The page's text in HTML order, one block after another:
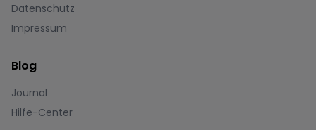
Datenschutz
Impressum
Blog
Journal
Hilfe-Center